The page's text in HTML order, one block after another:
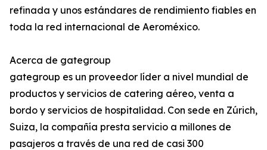
refinada y unos estándares de rendimiento fiables en
toda la red internacional de Aeroméxico.
Acerca de gategroup
gategroup es un proveedor líder a nivel mundial de
productos y servicios de catering aéreo, venta a
bordo y servicios de hospitalidad. Con sede en Zúrich,
Suiza, la compañía presta servicio a millones de
pasajeros a través de una red de casi 300